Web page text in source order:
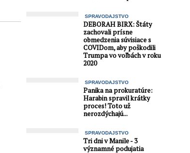
SPRAVODAJSTVO
DEBORAH BIRX: Štáty
zachovali prísne
obmedzenia súvisiace s
COVIDom, aby poškodili
Trumpa vo voľbách v roku
2020
SPRAVODAJSTVO
Panika na prokuratúre:
Harabin spravil krátky
proces! Toto už
nerozdýchajú...
SPRAVODAJSTVO
Tri dni v Manile - 3
významné podujatia